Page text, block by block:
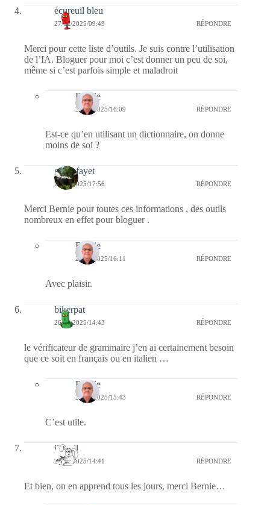
écureuil bleu
27/02/2025/09:49 RÉPONDRE
Merci pour cette liste d’outils. Je suis contre l’utilisation
de l’IA. Bloguer pour moi c’est donner un peu de soi,
même si c’est parfois simple et maladroit
Bernie
28/02/2025/16:09 RÉPONDRE
Est-ce qu’en utilisant un dictionnaire, on donne
moins de soi ?
giselefayet
26/02/2025/17:56 RÉPONDRE
Merci Bernie pour toutes ces informations , des outils
nombreux en effet pour bloguer .
Bernie
28/02/2025/16:11 RÉPONDRE
Avec plaisir.
bikerpat
26/02/2025/14:43 RÉPONDRE
le vérificateur de grammaire j’en ai certainement besoin
que ce soit en français ou en italien …
Bernie
26/02/2025/15:43 RÉPONDRE
C’est utile.
jill bill
26/02/2025/14:41 RÉPONDRE
Et bien, on en apprend tous les jours, merci Bernie…